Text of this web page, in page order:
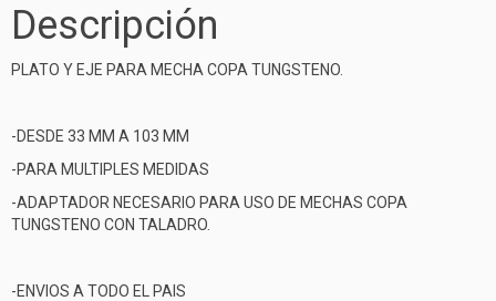
Descripción
PLATO Y EJE PARA MECHA COPA TUNGSTENO.
-DESDE 33 MM A 103 MM
-PARA MULTIPLES MEDIDAS
-ADAPTADOR NECESARIO PARA USO DE MECHAS COPA
TUNGSTENO CON TALADRO.
-ENVIOS A TODO EL PAIS